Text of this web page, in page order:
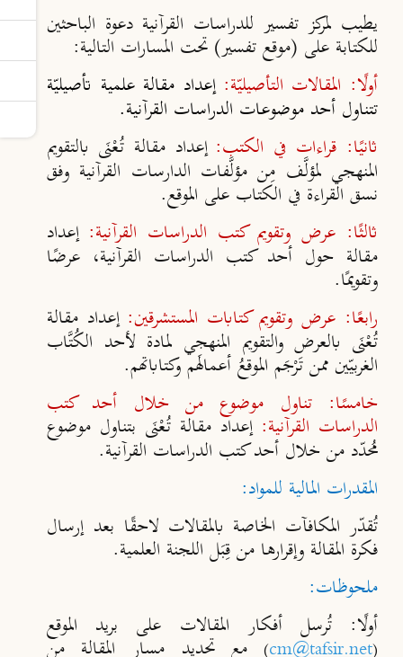
يطيب لمركز تفسير للدراسات القرآنية دعوة الباحثين
للكتابة على (موقع تفسير) تحت المسارات التالية:
أولًا: المقالات التأصيليّة: إعداد مقالة علمية تأصيليّة
تتناول أحد موضوعات الدراسات القرآنية.
ثانيًا: قراءات في الكتب: إعداد مقالة تُعْنَى بالتقويم
المنهجي لمؤلَّف مِن مؤلَّفات الدارسات القرآنية وفق
نسق القراءة في الكتاب على الموقع.
ثالثًا: عرض وتقويم كتب الدراسات القرآنية: إعداد
مقالة حول أحد كتب الدراسات القرآنية، عرضًا
وتقويمًا.
رابعًا: عرض وتقويم كتابات المستشرقين: إعداد مقالة
تُعْنَى بالعرض والتقويم المنهجي لمادة لأحد الكُتَّاب
الغربيّين ممن تَرْجَم الموقعُ أعمالَهم وكتاباتهم.
خامسًا: تناول موضوع من خلال أحد كتب
الدراسات القرآنية: إعداد مقالة تُعْنَى بتناول موضوع
مُحدّد من خلال أحد كتب الدراسات القرآنية.
المقدرات المالية للمواد:
تُقدّر المكافآت الخاصة بالمقالات لاحقًا بعد إرسال
فكرة المقالة وإقرارها من قِبَل اللجنة العلمية.
ملحوظات:
أولًا: تُرسل أفكار المقالات على بريد الموقع
(
cm@tafsir.net
) مع تحديد مسار المقالة من